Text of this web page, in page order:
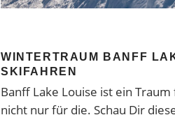
WINTERTRAUM BANFF
SKIFAHREN
Banff Lake Louise ist ein
nicht nur für die. Schau Dir